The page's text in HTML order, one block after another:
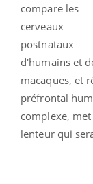
compare les
cerveaux
postnataux
d'humains et
macaques, et
préfrontal
complexe,
lenteur qui